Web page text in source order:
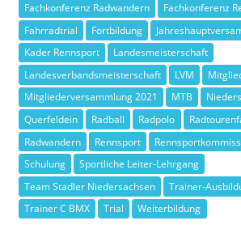
Fachkonferenz Radwandern
Fachkonferenz
Fahrradtrial
Fortbildung
Kader Rennsport
Landesmeisterschaft
Landesverbandsmeisterschaft
LVM
Mitgliederversammlung 2021
MTB
Querfeldein
Radball Radpolo
Radwandern
Rennsport
Schulung
Sportliche Leiter-Lehrgang
Team Stadler Niedersachsen
Trainer-
Trainer C BMX
Trial Weiterbildung